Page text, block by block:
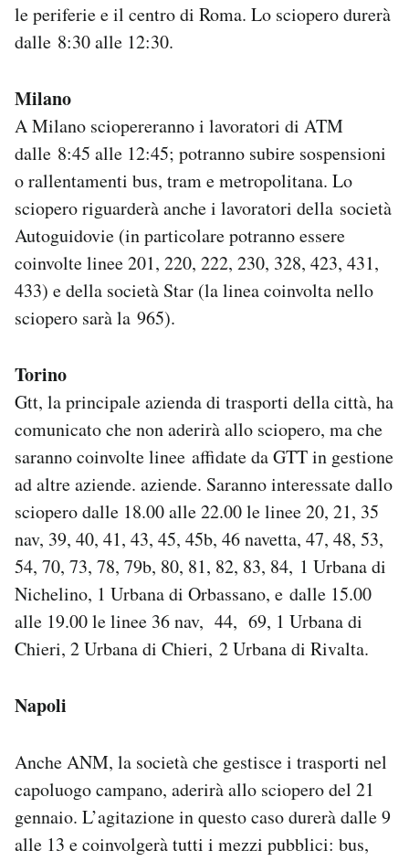
le periferie e il centro di Roma. Lo sciopero durerà
dalle 8:30 alle 12:30.
Milano
A Milano sciopereranno i lavoratori di ATM
dalle 8:45 alle 12:45; potranno subire sospensioni
o rallentamenti bus, tram e metropolitana. Lo
sciopero riguarderà anche i lavoratori della società
Autoguidovie (in particolare potranno essere
coinvolte linee 201, 220, 222, 230, 328, 423, 431,
433) e della società Star (la linea coinvolta nello
sciopero sarà la 965).
Torino
Gtt, la principale azienda di trasporti della città, ha
comunicato che non aderirà allo sciopero, ma che
saranno coinvolte linee affidate da GTT in gestione
ad altre aziende. aziende. Saranno interessate dallo
sciopero dalle 18.00 alle 22.00 le linee 20, 21, 35
nav, 39, 40, 41, 43, 45, 45b, 46 navetta, 47, 48, 53,
54, 70, 73, 78, 79b, 80, 81, 82, 83, 84, 1 Urbana di
Nichelino, 1 Urbana di Orbassano, e dalle 15.00
alle 19.00 le linee 36 nav, 44, 69, 1 Urbana di
Chieri, 2 Urbana di Chieri, 2 Urbana di Rivalta.
Napoli
Anche ANM, la società che gestisce i trasporti nel
capoluogo campano, aderirà allo sciopero del 21
gennaio. L’agitazione in questo caso durerà dalle 9
alle 13 e coinvolgerà tutti i mezzi pubblici: bus,